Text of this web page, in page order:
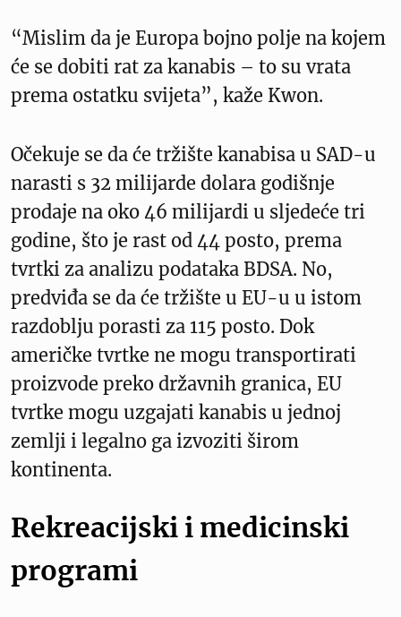
“Mislim da je Europa bojno polje na kojem
će se dobiti rat za kanabis – to su vrata
prema ostatku svijeta”, kaže Kwon.
Očekuje se da će tržište kanabisa u SAD-u
narasti s 32 milijarde dolara godišnje
prodaje na oko 46 milijardi u sljedeće tri
godine, što je rast od 44 posto, prema
tvrtki za analizu podataka BDSA. No,
predviđa se da će tržište u EU-u u istom
razdoblju porasti za 115 posto. Dok
američke tvrtke ne mogu transportirati
proizvode preko državnih granica, EU
tvrtke mogu uzgajati kanabis u jednoj
zemlji i legalno ga izvoziti širom
kontinenta.
Rekreacijski i medicinski
programi